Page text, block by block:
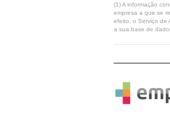
(1) A informação
empresa a que se
efeito, o Serviço de
a sua base de